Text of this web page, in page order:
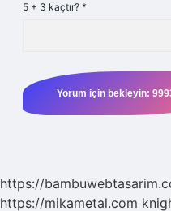
5 + 3 kaçtır? *
https://
https://mikametal.com